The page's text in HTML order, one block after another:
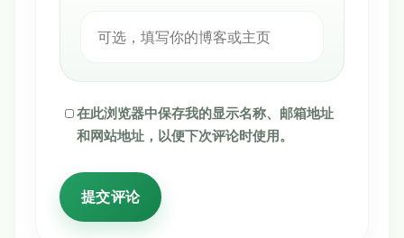
在此浏览器中保存我的显示名称、邮箱地址
和网站地址，以便下次评论时使用。